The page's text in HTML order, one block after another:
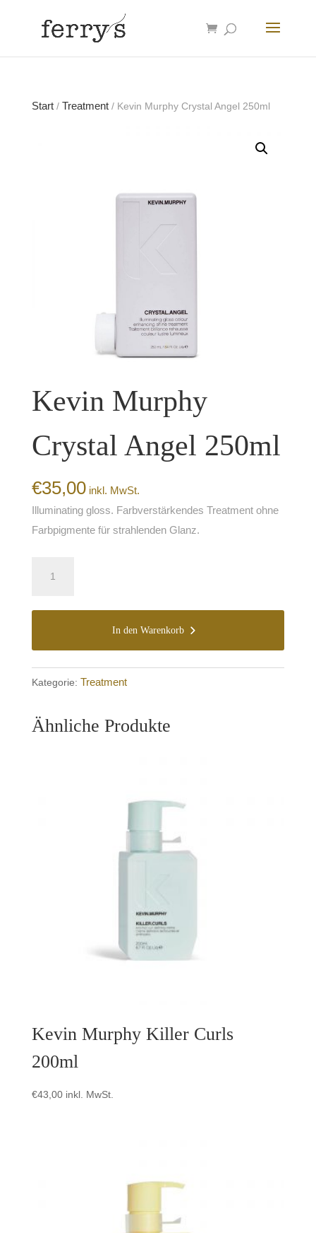
Start/ Treatment/ Kevin Murphy Crystal Angel 250ml
Kevin Murphy
Crystal Angel 250ml
€35,00 inkl. MwSt.
Illuminating gloss. Farbverstärkendes Treatment ohne
Farbpigmente für strahlenden Glanz.
Murphy
Angel
In den Warenkorb
Kategorie: Treatment
Ähnliche Produkte
Kevin Murphy Killer Curls
200ml
€43,00 inkl. MwSt.